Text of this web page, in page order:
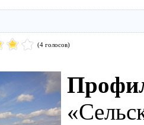
(4 голосов)